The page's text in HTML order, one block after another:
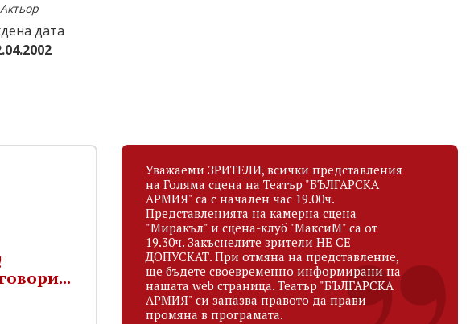
Актьор
дата
Уважаеми ЗРИТЕЛИ, всички представления
на Голяма сцена на Театър "БЪЛГАРСКА
АРМИЯ" са с начален час 19.00ч.
Представленията на камерна сцена
"Миракъл" и сцена-клуб "МаксиМ" са от
19.30ч. Закъснелите зрители НЕ СЕ
ДОПУСКАТ. При отмяна на представление,
ще бъдете своевременно информирани на
нашата web страница. Театър "БЪЛГАРСКА
АРМИЯ" си запазва правото да прави
промяна в програмата.